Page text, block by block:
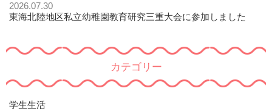
2026.07.30
東海北陸地区私立幼稚園教育研究三重大会に参加しました
カテゴリー
学生生活